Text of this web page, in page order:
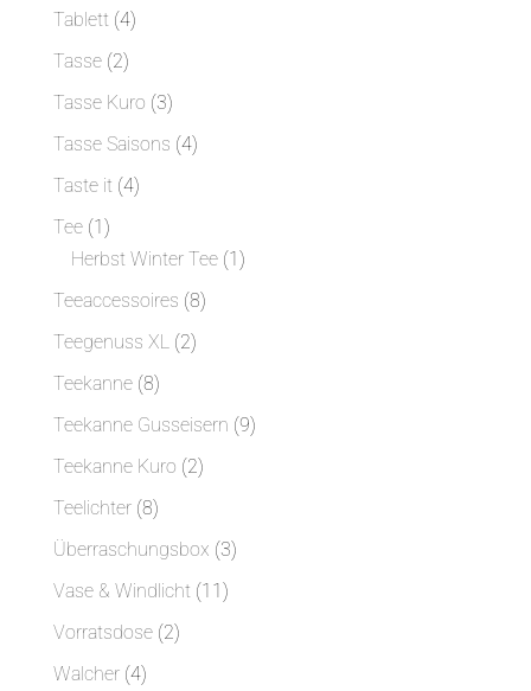
Produkte
Tablett 44
Tasse 22
Produkte
Tasse Kuro 33
Produkte
Tasse Saisons 44
Taste it 44
Tee 1 1
Produkt
Herbst Winter Tee 1 1
Teeaccessoires 88
Teegenuss XL 22
Teekanne 88
Produkte
Teekanne Gusseisern 99
Teekanne Kuro 22
Teelichter 88
Produkte
Überraschungsbox 33
Vase & Windlicht 11 11
Vorratsdose 22
Walcher 44